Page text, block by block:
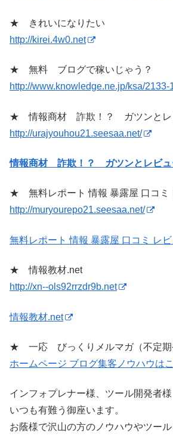
★ きれいになりたい
http://kirei.4w0.net
★ 無料 ブログで稼いじゃう？
http://www.knowledge.ne.jp/ksa/2133-
★ 情報商材 詐欺！？ ガツンとレ
http://urajyouhou21.seesaa.net/
情報商材 詐欺！？ ガツンとレビュ
★ 無料レポート 情報 暴露屋 口コミ
http://muryourepo21.seesaa.net/
無料レポート 情報 暴露屋 口コミ レ
★ 情報教材.net
http://xn--ols92rrzdr9b.net
情報教材.net
★ 一応 びっくりメルマガ（不定期
ホームページ ブログ集客ノウハウは
インフォプレナー様、ツール開発者様
いつも有難う御座います。
お蔭様で沢山の方のノウハウやツー